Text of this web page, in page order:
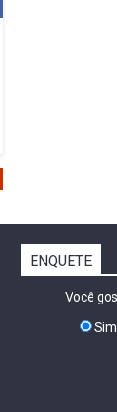
ENQUETE
Você
Sim